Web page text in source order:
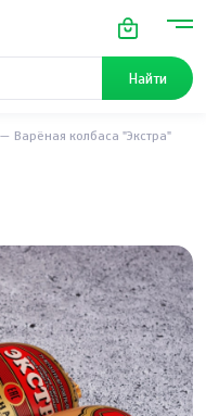
Найти
Варёная колбаса "Экстра"